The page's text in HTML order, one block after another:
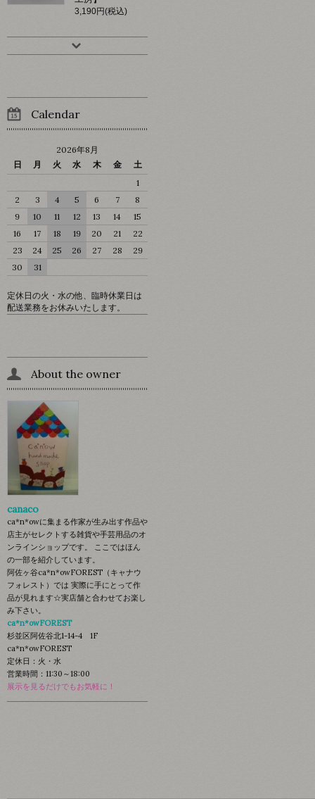
3,190円(税込)
Calendar
2026年8月
日
月 火 水 木 金
土
1
2
3 4 5 6 7
8
9
10 11 12 13 14
15
16
17 18 19 20 21
22
23
24 25 26 27 28
29
30
31
定休日の火・水の他、臨時休業日は
配送業務をお休みいたします。
About the owner
canaco
ca*n*owに集まる作家が生み出す作品や
店主がセレクトする雑貨や手芸用品のオ
ンラインショップです。 ここではほん
の一部を紹介しています。
阿佐ヶ谷ca*n*owFOREST（キャナウ
フォレスト）では 実際に手にとって作
品が見れます☆実店舗と合わせてお楽し
み下さい。
ca*n*owFOREST
杉並区阿佐谷北1-14-4 1F
ca*n*owFOREST
定休日：火・水
営業時間：11:30～18:00
展示を見るだけでもお気軽に！